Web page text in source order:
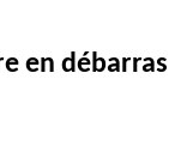
en débarras